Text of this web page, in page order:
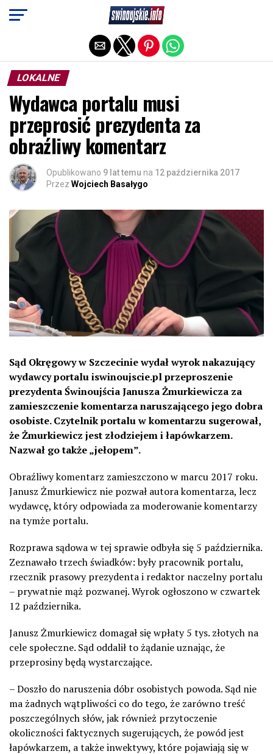
LOKALNE
Wydawca portalu musi
przeprosić prezydenta za
obraźliwy komentarz
Opublikowano 9 lat temu na 12 października 2017
Przez Wojciech Basałygo
Sąd Okręgowy w Szczecinie wydał wyrok nakazujący
wydawcy portalu iswinoujscie.pl przeproszenie
prezydenta Świnoujścia Janusza Żmurkiewicza za
zamieszczenie komentarza naruszającego jego dobra
osobiste. Czytelnik portalu w komentarzu sugerował,
że Żmurkiewicz jest złodziejem i łapówkarzem.
Nazwał go także „jełopem”.
Obraźliwy komentarz zamieszczono w marcu 2017 roku.
Janusz Żmurkiewicz nie pozwał autora komentarza, lecz
wydawcę, który odpowiada za moderowanie komentarzy
na tymże portalu.
Rozprawa sądowa w tej sprawie odbyła się 5 października.
Zeznawało trzech świadków: były pracownik portalu,
rzecznik prasowy prezydenta i redaktor naczelny portalu
– prywatnie mąż pozwanej. Wyrok ogłoszono w czwartek
12 października.
Janusz Żmurkiewicz domagał się wpłaty 5 tys. złotych na
cele społeczne. Sąd oddalił to żądanie uznając, że
przeprosiny będą wystarczające.
– Doszło do naruszenia dóbr osobistych powoda. Sąd nie
ma żadnych wątpliwości co do tego, że zarówno treść
poszczególnych słów, jak również przytoczenie
okoliczności faktycznych sugerujących, że powód jest
łapówkarzem, a także inwektywy, które pojawiają się w
Exit mobile version